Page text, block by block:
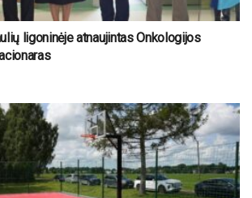
ligoninėje atnaujintas Onkologijos